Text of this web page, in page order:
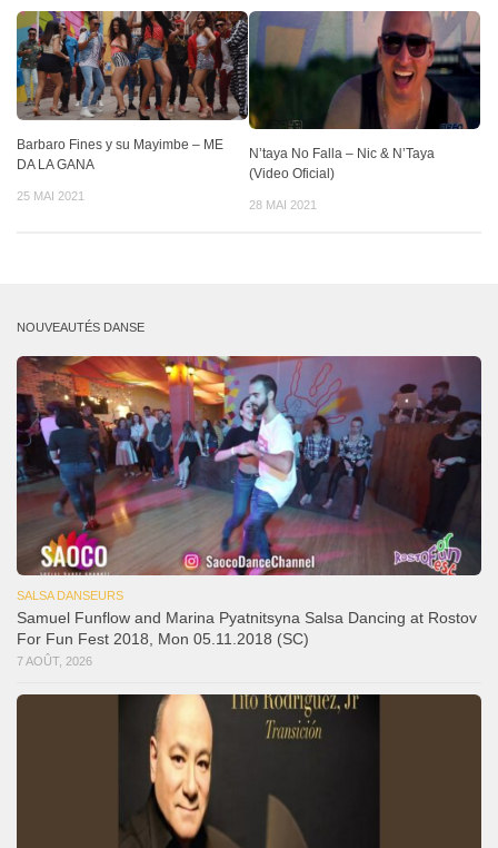
Barbaro Fines y su Mayimbe – ME
DA LA GANA
25 MAI 2021
N’taya No Falla – Nic & N’Taya
(Video Oficial)
28 MAI 2021
NOUVEAUTÉS DANSE
SALSA DANSEURS
Samuel Funflow and Marina Pyatnitsyna Salsa Dancing at Rostov
For Fun Fest 2018, Mon 05.11.2018 (SC)
7 AOÛT, 2026